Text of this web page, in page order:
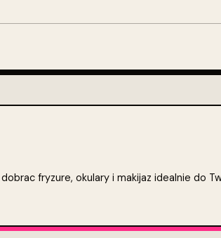
fryzure, okulary i makijaz idealnie do